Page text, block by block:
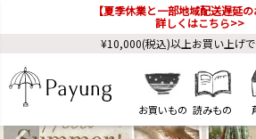
【夏季休業と一部地域配送遅延の
詳しくはこちら>>
¥10,000(税込)以上お買い上げ
お買いもの 読みもの